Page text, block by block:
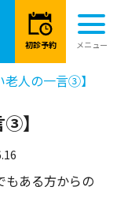
老人の一言③】
】
もある方からの